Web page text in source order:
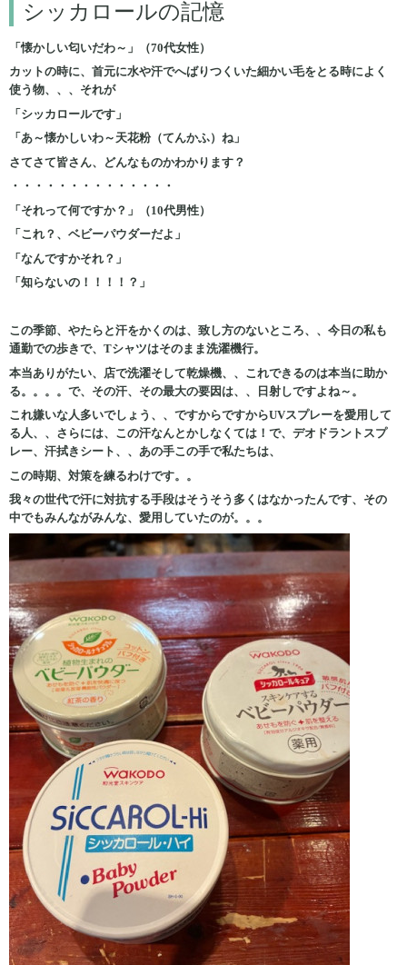
シッカロールの記憶
「懐かしい匂いだわ～」（70代女性）
カットの時に、首元に水や汗でへばりつくいた細かい毛をとる時によく
使う物、、、それが
「シッカロールです」
「あ～懐かしいわ～天花粉（てんかふ）ね」
さてさて皆さん、どんなものかわかります？
・・・・・・・・・・・・・・
「それって何ですか？」（10代男性）
「これ？、ベビーパウダーだよ」
「なんですかそれ？」
「知らないの！！！！？」
この季節、やたらと汗をかくのは、致し方のないところ、、今日の私も
通勤での歩きで、Tシャツはそのまま洗濯機行。
本当ありがたい、店で洗濯そして乾燥機、、これできるのは本当に助か
る。。。。で、その汗、その最大の要因は、、日射しですよね～。
これ嫌いな人多いでしょう、、ですからですからUVスプレーを愛用して
る人、、さらには、この汗なんとかしなくては！で、デオドラントスプ
レー、汗拭きシート、、あの手この手で私たちは、
この時期、対策を練るわけです。。
我々の世代で汗に対抗する手段はそうそう多くはなかったんです、その
中でもみんながみんな、愛用していたのが。。。